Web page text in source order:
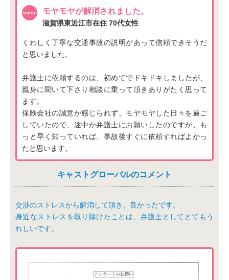
モヤモヤが解消されました。
滋賀県東近江市在住 70代女性
くわしく丁寧な交通事故の説明があって信頼できそうだ
と思いました。
弁護士に依頼するのは、初めてでドキドキしましたが、
親身に聞いて下さり相談に乗って頂きありがたく思って
ます。
保険会社の誠意が感じられず、モヤモヤした日々を過ご
していたので、途中か弁護士にお願いしたのですが、も
っと早く知っていれば、事故後すぐに依頼すればよかっ
たと思います。
キャストグローバルのコメント
交渉のストレスから解消して頂き、良かったです。
身近なストレスを取り除けたことは、弁護士としてとてもう
れしいです。